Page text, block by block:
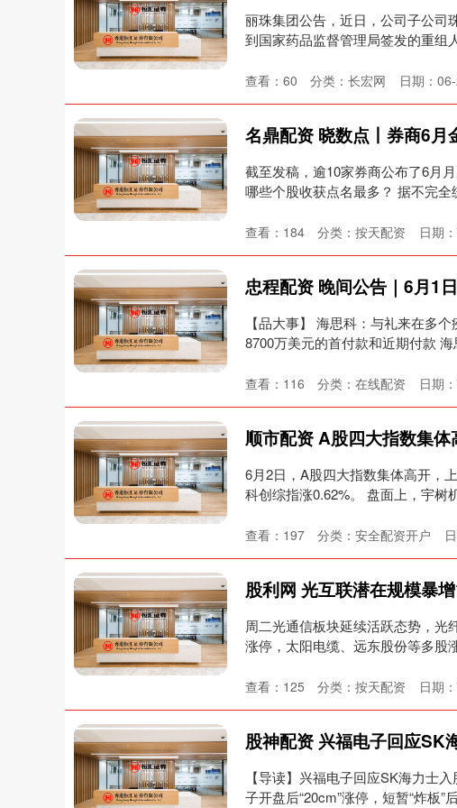
丽珠集团公告，近日，公司子公司
到国家药品监督管理局签发的重组
日期：
查看： 60 分类： 长宏网
截至发稿，逾10家券商公布了6月
哪些个股收获点名最多？ 据不完
日期
查看： 184 分类： 按天配资
忠程配资 晚间公告｜6月1
【品大事】 海思科：与礼来在多
8700万美元的首付款和近期付款
日期
查看： 116 分类： 在线配资
6月2日，A股四大指数集体高开，
科创综指涨0.62%。 盘面上，宇树
查看： 197 分类： 安全配资开户
周二光通信板块延续活跃态势，光
涨停，太阳电缆、远东股份等多股
日期
查看： 125 分类： 按天配资
【导读】兴福电子回应SK海力士
子开盘后“20cm”涨停，短暂“炸板